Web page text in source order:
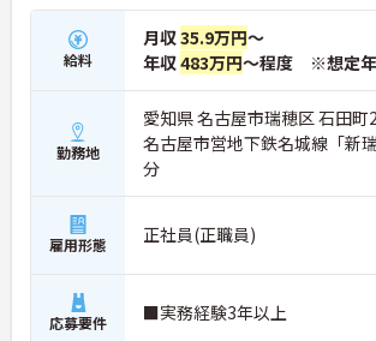
給料
月収35.9万円～
年収483万円～程度 ※想定
勤務地
愛知県 名古屋市瑞穂区 石田
名古屋市営地下鉄名城線「新
分
雇用形態 正社員(正職員)
応募要件 ■実務経験3年以上